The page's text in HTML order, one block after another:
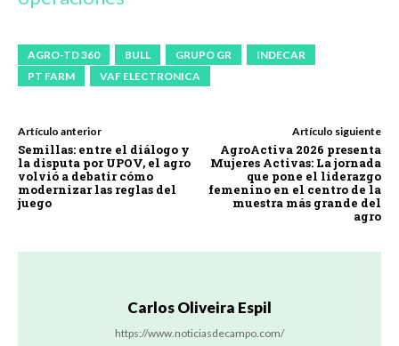
AGRO-TD 360 BULL GRUPO GR
INDECAR
PT FARM
VAF ELECTRONICA
Artículo anterior
Semillas: entre el diálogo y
la disputa por UPOV, el agro
volvió a debatir cómo
modernizar las reglas del
juego
Artículo siguiente
AgroActiva 2026 presenta
Mujeres Activas: La jornada
que pone el liderazgo
femenino en el centro de la
muestra más grande del
agro
Carlos Oliveira Espil
https://www.noticiasdecampo.com/